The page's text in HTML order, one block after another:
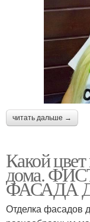
читать дальше →
Какой
дома.
ФАСАДА
Отделка фасадов